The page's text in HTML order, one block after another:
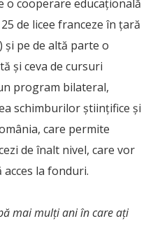
o cooperare educațională
de licee franceze în țară
și pe de altă parte o
și ceva de cursuri
program bilateral,
schimburilor științifice și
care permite
de înalt nivel, care vor
la fonduri.
mai mulți ani în care ați